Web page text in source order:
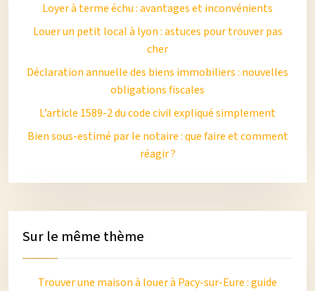
Loyer à terme échu : avantages et inconvénients
Louer un petit local à lyon : astuces pour trouver pas
cher
Déclaration annuelle des biens immobiliers : nouvelles
obligations fiscales
L’article 1589-2 du code civil expliqué simplement
Bien sous-estimé par le notaire : que faire et comment
réagir ?
Sur le même thème
Trouver une maison à louer à Pacy-sur-Eure : guide